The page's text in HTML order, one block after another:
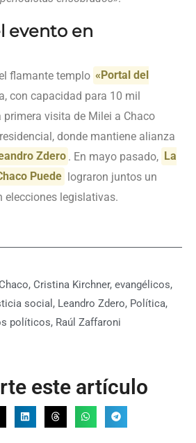
evento en
flamante templo «Portal del
con capacidad para 10 mil
primera visita de Milei a Chaco
donde mantiene alianza
Zdero . En mayo pasado, La
Puede lograron juntos un
elecciones legislativas.
Chaco, Cristina Kirchner, evangélicos,
social , Leandro Zdero, Política,
políticos, Raúl Zaffaroni
este artículo